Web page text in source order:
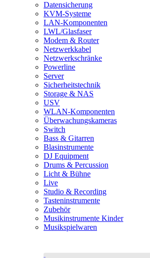
Datensicherung
KVM-Systeme
LAN-Komponenten
LWL/Glasfaser
Modem & Router
Netzwerkkabel
Netzwerkschränke
Powerline
Server
Sicherheitstechnik
Storage & NAS
USV
WLAN-Komponenten
Überwachungskameras
Switch
Bass & Gitarren
Blasinstrumente
DJ Equipment
Drums & Percussion
Licht & Bühne
Live
Studio & Recording
Tasteninstrumente
Zubehör
Musikinstrumente Kinder
Musikspielwaren